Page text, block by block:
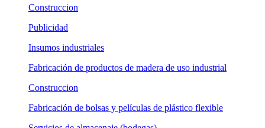
Construccion
Publicidad
Insumos industriales
Fabricación de productos de madera de uso industrial
Construccion
Fabricación de bolsas y películas de plástico flexible